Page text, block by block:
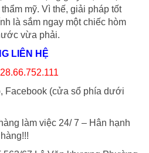
mỹ. Vì thế, giải pháp tốt
là sắm ngay một chiếc hòm
vừa phải.
LIÊN HỆ
Facebook (cửa sổ phía dưới
làm việc 24/ 7 – Hân hạnh